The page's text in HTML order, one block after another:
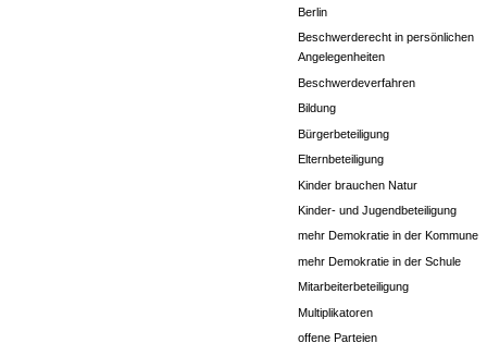
Berlin
Beschwerderecht in persönlichen
Angelegenheiten
Beschwerdeverfahren
Bildung
Bürgerbeteiligung
Elternbeteiligung
Kinder brauchen Natur
Kinder- und Jugendbeteiligung
mehr Demokratie in der Kommune
mehr Demokratie in der Schule
Mitarbeiterbeteiligung
Multiplikatoren
offene Parteien